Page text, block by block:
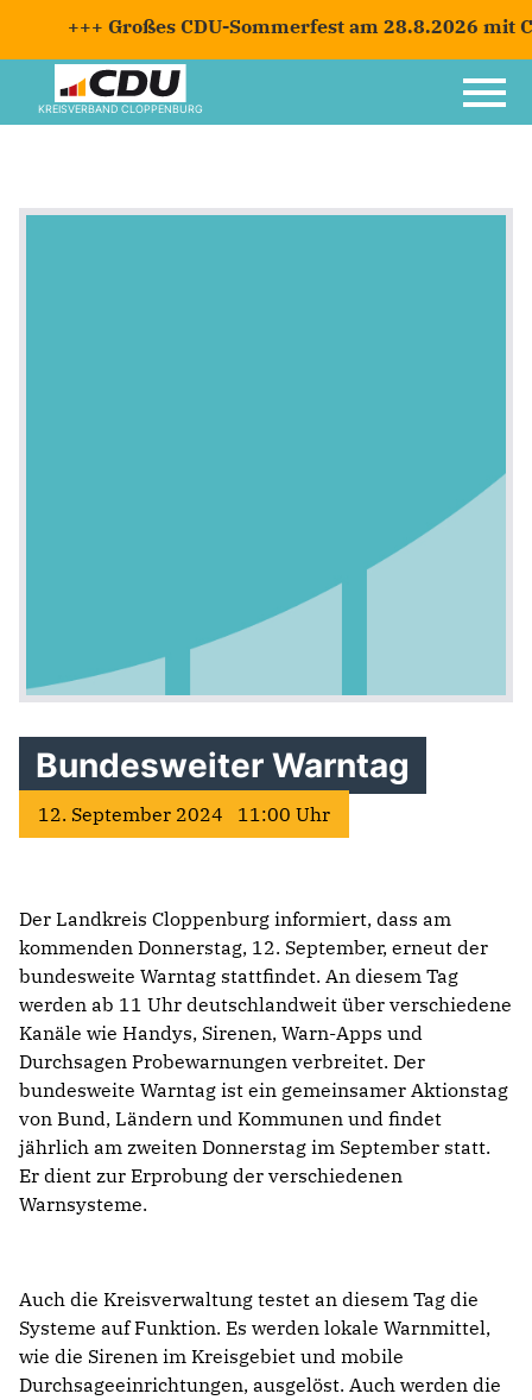
+++ Großes CDU-Sommerfest am 28.8.2026 mit
KREISVERBAND CLOPPENBURG
Bundesweiter Warntag
12. September 2024 11:00 Uhr
Der Landkreis Cloppenburg informiert, dass am
kommenden Donnerstag, 12. September, erneut der
bundesweite Warntag stattfindet. An diesem Tag
werden ab 11 Uhr deutschlandweit über verschiedene
Kanäle wie Handys, Sirenen, Warn-Apps und
Durchsagen Probewarnungen verbreitet. Der
bundesweite Warntag ist ein gemeinsamer Aktionstag
von Bund, Ländern und Kommunen und findet
jährlich am zweiten Donnerstag im September statt.
Er dient zur Erprobung der verschiedenen
Warnsysteme.
Auch die Kreisverwaltung testet an diesem Tag die
Systeme auf Funktion. Es werden lokale Warnmittel,
wie die Sirenen im Kreisgebiet und mobile
Durchsageeinrichtungen, ausgelöst. Auch werden die